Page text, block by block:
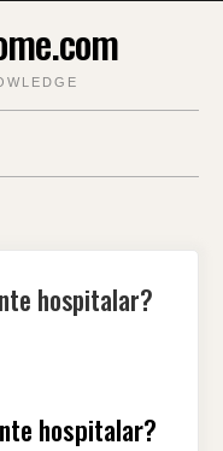
hospitalar?
hospitalar?